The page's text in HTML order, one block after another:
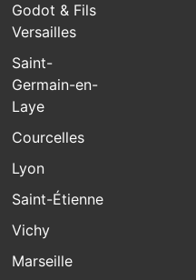
Godot & Fils
Versailles
Saint-
Germain-en-
Laye
Courcelles
Lyon
Saint-Étienne
Vichy
Marseille